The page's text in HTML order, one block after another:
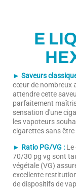
E
► Saveurs
cœur de nombreux
attendre cette
parfaitement
sensation d'une
les vapoteurs
cigarettes sans être
► Ratio PG/VG : Le
70/30 pg vg sont
végétale (VG)
excellente
de dispositifs de